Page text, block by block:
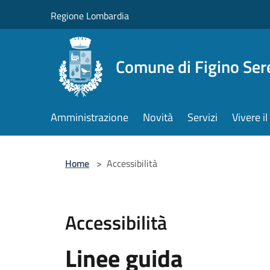
Regione Lombardia
Comune di Figino
Amministrazione Novità Servizi Vivere
Home > Accessibilità
Accessibilità
Linee guida